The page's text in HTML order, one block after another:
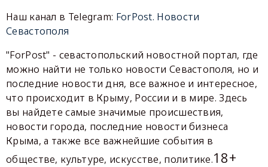
Наш канал в Telegram: ForPost. Новости
Севастополя
"ForPost" - севастопольский новостной портал, где
можно найти не только новости Севастополя, но и
последние новости дня, все важное и интересное,
что происходит в Крыму, России и в мире. Здесь
вы найдете самые значимые происшествия,
новости города, последние новости бизнеса
Крыма, а также все важнейшие события в
обществе, культуре, искусстве, политике.18+